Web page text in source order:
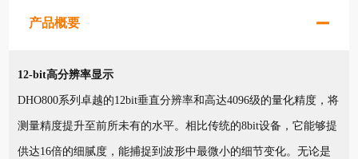
产品概要
12-bit高分辨率显示
DHO800系列卓越的12bit垂直分辨率和高达4096级的量化精度，将
测量精度提升至前所未有的水平。相比传统的8bit设备，它能够提
供达16倍的细腻度，能捕捉到波形中最微小的细节变化。无论是